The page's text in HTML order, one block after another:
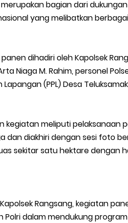
bagian dari
yang melibatkan
dihadiri oleh Kapolsek
Niaga M. Rahim, personel
(PPL) Desa
kegiatan meliputi pelaksanaan
dan diakhiri dengan sesi foto
sekitar satu hektare dengan
Rangsang, kegiatan
Polri dalam mendukung